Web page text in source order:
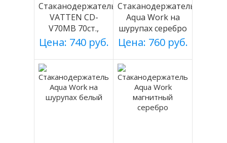
Стаканодержатель
VATTEN CD-
V70MB 70ст.,
черный, магнит.
Цена: 740 руб.
Стаканодержатель
Aqua Work на
шурупах серебро
Цена: 760 руб.